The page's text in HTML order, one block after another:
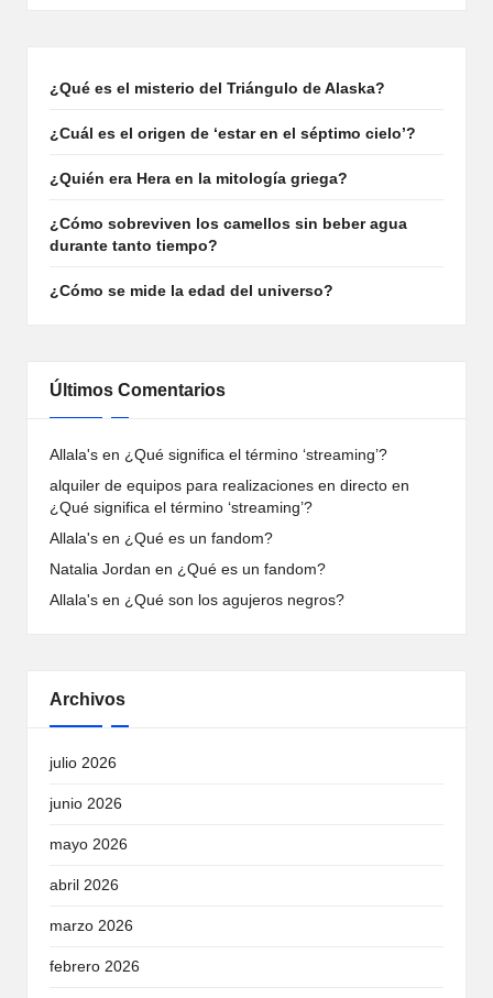
¿Qué es el misterio del Triángulo de Alaska?
¿Cuál es el origen de ‘estar en el séptimo cielo’?
¿Quién era Hera en la mitología griega?
¿Cómo sobreviven los camellos sin beber agua
durante tanto tiempo?
¿Cómo se mide la edad del universo?
Últimos Comentarios
Allala's en ¿Qué significa el término ‘streaming’?
alquiler de equipos para realizaciones en directo en
¿Qué significa el término ‘streaming’?
Allala's en ¿Qué es un fandom?
Natalia Jordan en ¿Qué es un fandom?
Allala's en ¿Qué son los agujeros negros?
Archivos
julio 2026
junio 2026
mayo 2026
abril 2026
marzo 2026
febrero 2026